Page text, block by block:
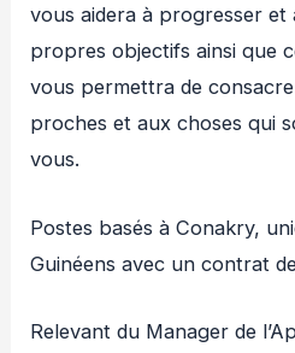
vous aidera à progresser et
propres objectifs ainsi que
vous permettra de
proches et aux choses qui
vous.
Postes basés à Conakry,
Guinéens avec un contrat
Relevant du Manager de